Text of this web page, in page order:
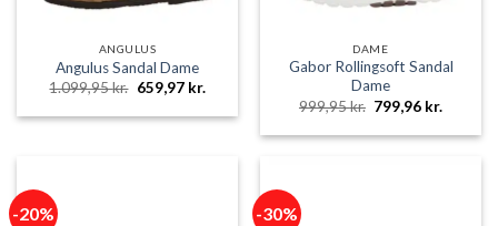
ANGULUS
Angulus Sandal Dame
1.099,95kr. Den
oprindelige
pris
659,97 kr.Den
pris
659,97 kr..
DAME
Gabor Rollingsoft Sandal
Dame
999,95kr. Den
oprindelige
pris
799,96 kr.
pris
-20% -30%